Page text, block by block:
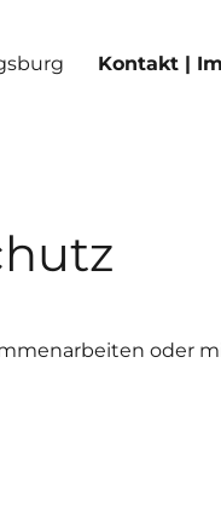
Kontakt |
oder